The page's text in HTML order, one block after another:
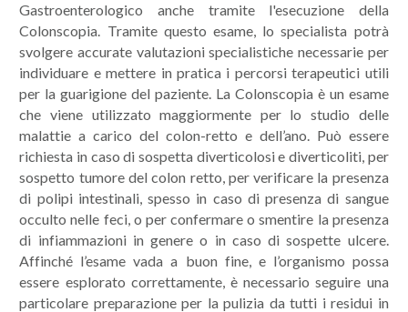
Gastroenterologico anche tramite l'esecuzione della
Colonscopia. Tramite questo esame, lo specialista potrà
svolgere accurate valutazioni specialistiche necessarie per
individuare e mettere in pratica i percorsi terapeutici utili
per la guarigione del paziente. La Colonscopia è un esame
che viene utilizzato maggiormente per lo studio delle
malattie a carico del colon-retto e dell’ano. Può essere
richiesta in caso di sospetta diverticolosi e diverticoliti, per
sospetto tumore del colon retto, per verificare la presenza
di polipi intestinali, spesso in caso di presenza di sangue
occulto nelle feci, o per confermare o smentire la presenza
di infiammazioni in genere o in caso di sospette ulcere.
Affinché l’esame vada a buon fine, e l’organismo possa
essere esplorato correttamente, è necessario seguire una
particolare preparazione per la pulizia da tutti i residui in